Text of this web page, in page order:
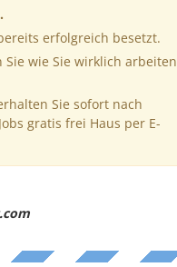
erfolgreich besetzt.
Sie wie Sie wirklich arbeiten
Sie sofort nach
gratis frei Haus per E-